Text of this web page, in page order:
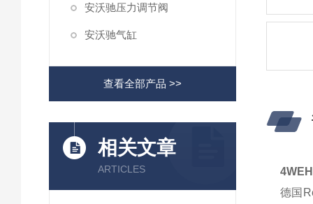
安沃驰压力调节阀
安沃驰气缸
查看全部产品 >>
相关文章
ARTICLES
德国